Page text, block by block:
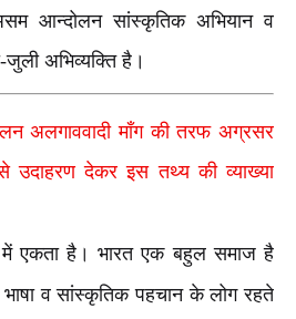
आन्दोलन सांस्कृतिक अभियान व
अभिव्यक्ति है।
अलगाववादी माँग की तरफ अग्रसर
उदाहरण देकर इस तथ्य की व्याख्या
में एकता है। भारत एक बहुल समाज है
भाषा व सांस्कृतिक पहचान के लोग रहते